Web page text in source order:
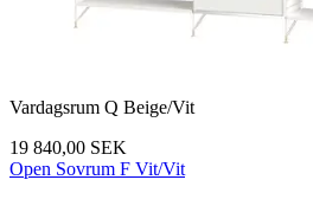
Vardagsrum Q Beige/Vit
19 840,00 SEK
Open Sovrum F Vit/Vit